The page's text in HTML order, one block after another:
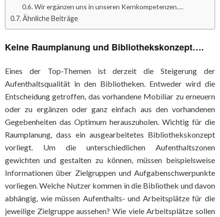
Wir ergänzen uns in unseren Kernkompetenzen….
Ähnliche Beiträge
Keine Raumplanung und Bibliothekskonzept….
Eines der Top-Themen ist derzeit die Steigerung der
Aufenthaltsqualität in den Bibliotheken. Entweder wird die
Entscheidung getroffen, das vorhandene Mobiliar zu erneuern
oder zu ergänzen oder ganz einfach aus den vorhandenen
Gegebenheiten das Optimum herauszuholen. Wichtig für die
Raumplanung, dass ein ausgearbeitetes Bibliothekskonzept
vorliegt. Um die unterschiedlichen Aufenthaltszonen
gewichten und gestalten zu können, müssen beispielsweise
Informationen über Zielgruppen und Aufgabenschwerpunkte
vorliegen. Welche Nutzer kommen in die Bibliothek und davon
abhängig, wie müssen Aufenthalts- und Arbeitsplätze für die
jeweilige Zielgruppe aussehen? Wie viele Arbeitsplätze sollen